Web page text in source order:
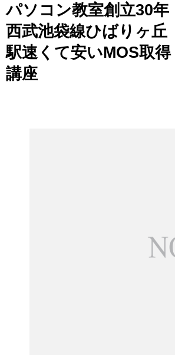
パソコン教室創立30年
西武池袋線ひばりヶ丘
駅速くて安いMOS取得
講座